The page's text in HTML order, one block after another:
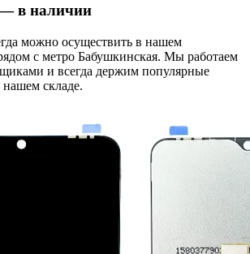
в наличии
можно осуществить в нашем
с метро Бабушкинская. Мы работаем
и всегда держим популярные
складе.